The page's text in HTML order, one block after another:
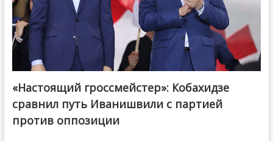
@ქართული ოცნება / Georgian Dream
«Настоящий гроссмейстер»: Кобахидзе
сравнил путь Иванишвили с партией
против оппозиции